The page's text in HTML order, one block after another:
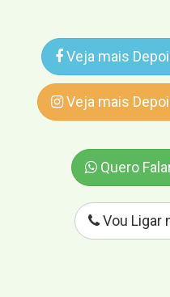
Veja mais
Veja mais
Quero
Vou Ligar